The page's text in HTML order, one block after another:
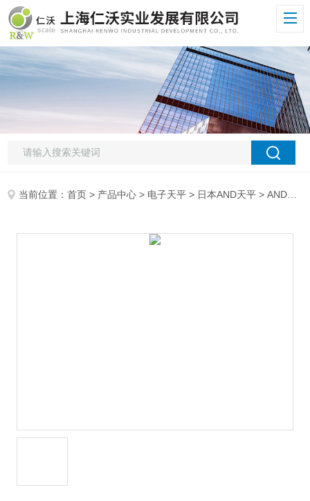
当前位置：首页 > 产品中心 > 电子天平 > 日本AND天平 > ANDAND双量程分析天平 GH-202 0.01*天平 十万分之一分析天平